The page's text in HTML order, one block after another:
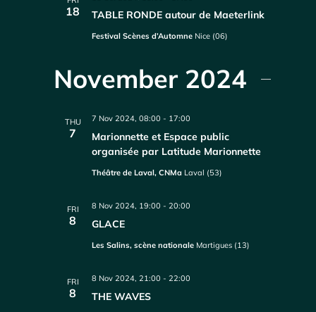
18 TABLE RONDE autour de Maeterlink
Festival Scènes d’Automne Nice (06)
November 2024
THU
7
Marionnette et Espace public
organisée par Latitude Marionnette
7 Nov 2024, 08:00 - 17:00
Théâtre de Laval, CNMa Laval (53)
FRI
8 GLACE
8 Nov 2024, 19:00 -20:00
Les Salins, scène nationale Martigues (13)
FRI
8 THE WAVES
8 Nov 2024, 21:00 -22:00